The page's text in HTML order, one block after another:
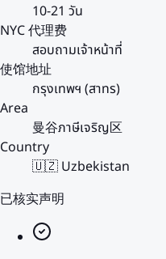
10-21 วัน
NYC 代理费
สอบถามเจ้าหน้าที่
使馆地址
กรุงเทพฯ (สาทร)
Area
曼谷ภาษีเจริญ区
Country
🇺🇿 Uzbekistan
已核实声明